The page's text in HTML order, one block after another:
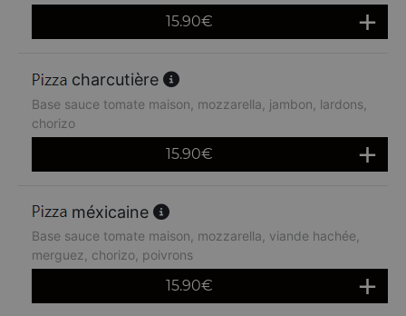
15.90€
charcutière
Base sauce tomate maison, mozzarella, jambon, lardons,
chorizo
15.90€
méxicaine
Base sauce tomate maison, mozzarella, viande hachée,
merguez, chorizo, poivrons
15.90€